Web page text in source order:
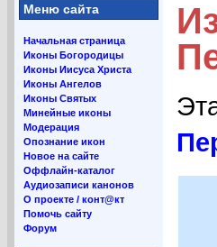
Меню сайта
Начальная страница
Иконы Богородицы
Иконы Иисуса Христа
Иконы Ангелов
Иконы Святых
Минейные иконы
Модерация
Опознание икон
Новое на сайте
Оффлайн-каталог
Аудиозаписи канонов
О проекте / конт@кт
Помочь сайту
Форум